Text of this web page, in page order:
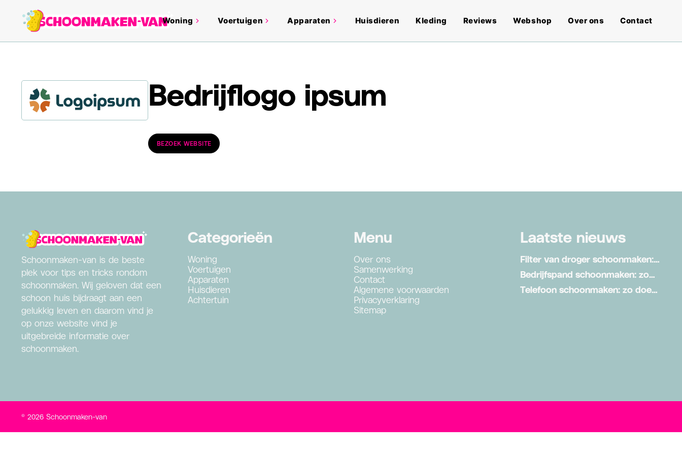
Woning Voertuigen Apparaten Huisdieren Kleding Reviews Webshop Over ons Contact
Bedrijflogo ipsum
BEZOEK WEBSITE
Schoonmaken-van is de beste
plek voor tips en tricks rondom
schoonmaken. Wij geloven dat een
schoon huis bijdraagt aan een
gelukkig leven en daarom vind je
op onze website vind je
uitgebreide informatie over
schoonmaken.
Categorieën
Woning
Voertuigen
Apparaten
Huisdieren
Achtertuin
Menu
Over ons
Samenwerking
Contact
Algemene voorwaarden
Privacyverklaring
Sitemap
Laatste nieuws
Filter van droger schoonmaken:
zo doe je dat stap voor stap
Bedrijfspand schoonmaken: zo
zorg je voor een schone
werkomgeving
Telefoon schoonmaken: zo doe
© 2026 Schoonmaken-van